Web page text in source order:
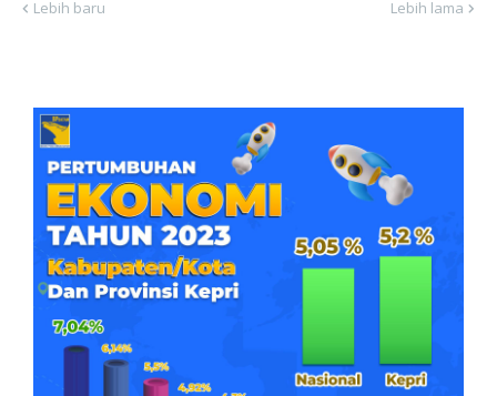
Lebih baru Lebih lama